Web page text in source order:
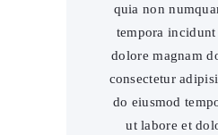
quia non
tempora
dolore magnam
consectetur
do eiusmod
ut labore et